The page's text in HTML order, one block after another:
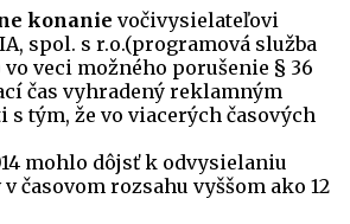
konanie vočivysielateľovi
spol. s r.o.(programová služba
vo veci možného porušenie § 36
čas vyhradený reklamným
s tým, že vo viacerých časových
mohlo dôjsť k odvysielaniu
časovom rozsahu vyššom ako 12